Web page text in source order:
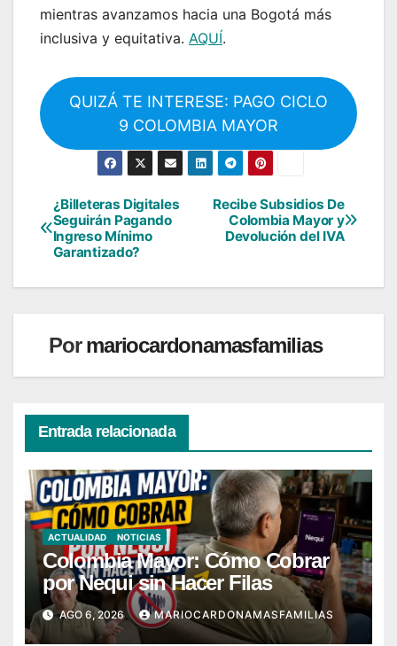
mientras avanzamos hacia una Bogotá más
inclusiva y equitativa. AQUÍ.
QUIZÁ TE INTERESE: PAGO CICLO
9 COLOMBIA MAYOR
Navegación
de
entradas
Recibe Subsidios De
Colombia Mayor y
Devolución del IVA
¿Billeteras Digitales
Seguirán Pagando
Ingreso Mínimo
Garantizado?
Pormariocardonamasfamilias
Entrada relacionada
ACTUALIDAD NOTICIAS
Colombia Mayor: Cómo Cobrar
por Nequi sin Hacer Filas
AGO 6, 2026 MARIOCARDONAMASFAMILIAS